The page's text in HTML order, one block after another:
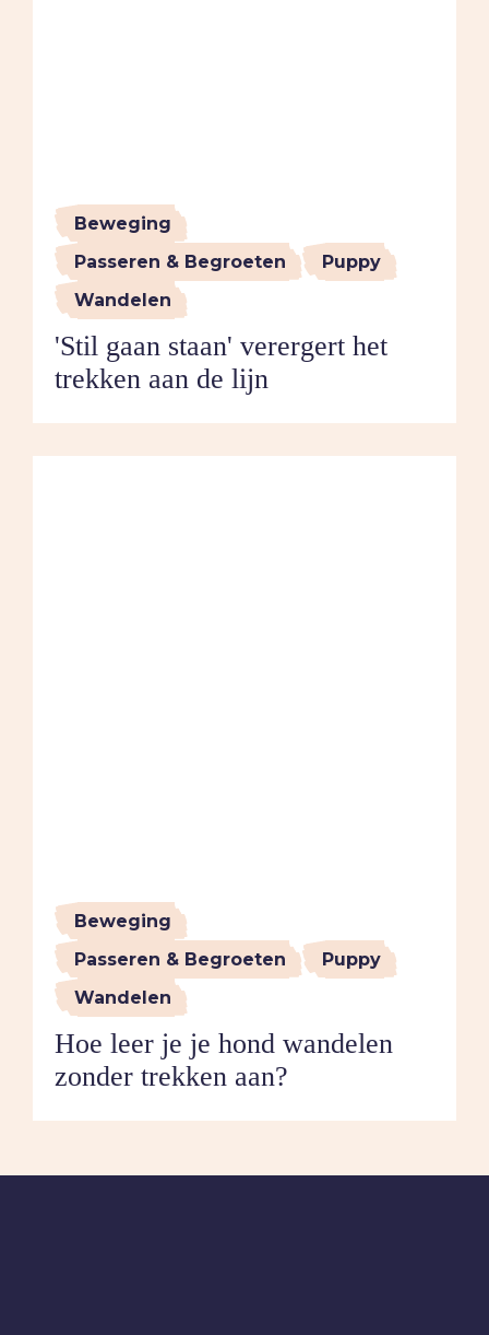
Beweging
Passeren & Begroeten
Puppy
Wandelen
'Stil gaan staan' verergert het
trekken aan de lijn
Beweging
Passeren & Begroeten
Puppy
Wandelen
Hoe leer je je hond wandelen
zonder trekken aan?